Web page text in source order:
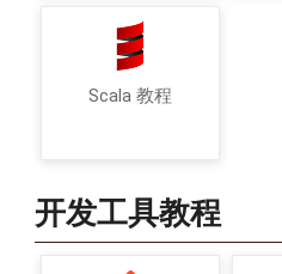
Scala 教程
开发工具教程